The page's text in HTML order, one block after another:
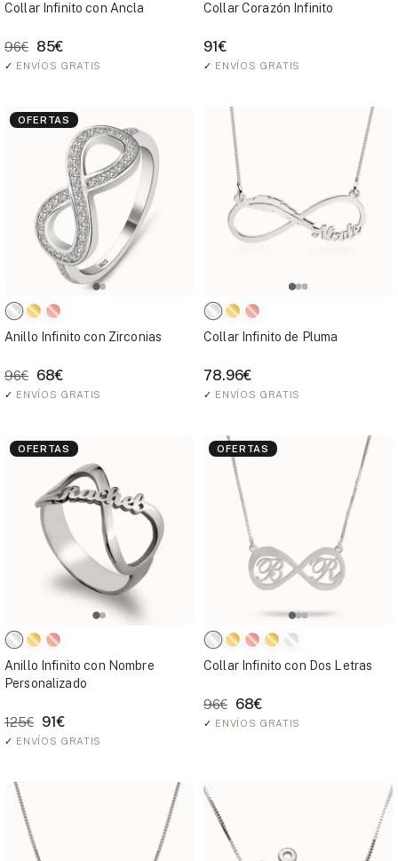
Collar Infinito con Ancla
96€ 85€
✓ ENVÍOS GRATIS
Collar Corazón Infinito
91€
✓ ENVÍOS GRATIS
OFERTAS
Anillo Infinito con Zirconias
96€ 68€
✓ ENVÍOS GRATIS
Collar Infinito de Pluma
78.96€
✓ ENVÍOS GRATIS
OFERTAS
Anillo Infinito con Nombre
Personalizado
125€ 91€
✓ ENVÍOS GRATIS
OFERTAS
Collar Infinito con Dos Letras
96€ 68€
✓ ENVÍOS GRATIS